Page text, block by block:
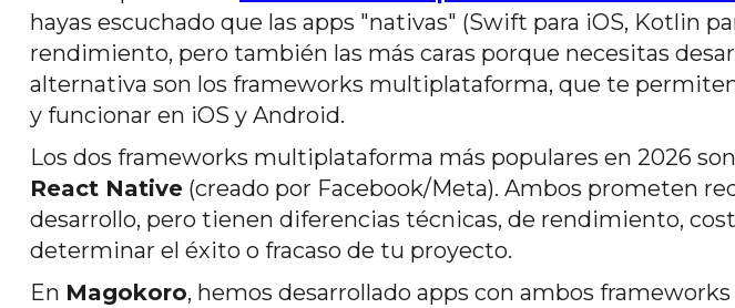
hayas escuchado que las apps "nativas" (Swift para iOS, Kotlin
rendimiento, pero también las más caras porque necesitas
alternativa son los frameworks multiplataforma, que te
y funcionar en iOS y Android.
Los dos frameworks multiplataforma más populares en 2026 son
React Native (creado por Facebook/Meta). Ambos prometen
desarrollo, pero tienen diferencias técnicas, de rendimiento,
determinar el éxito o fracaso de tu proyecto.
En Magokoro, hemos desarrollado apps con ambos